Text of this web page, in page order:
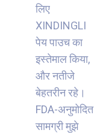
लिए
XINDINGLI
पेय पाउच का
इस्तेमाल किया,
और नतीजे
बेहतरीन रहे।
FDA-अनुमोदित
सामग्री मुझे